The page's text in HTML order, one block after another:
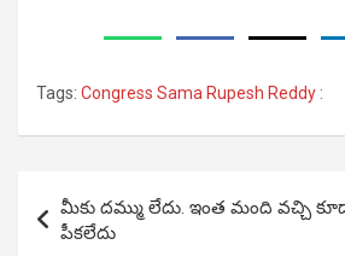
Tags: Congress Sama Rupesh Reddy :
Post
navigation
మీకు దమ్ము లేదు. ఇంత మంది వచ్చి
పీకలేదు